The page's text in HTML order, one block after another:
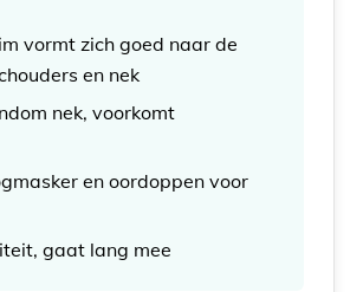
vormt zich goed naar de
en nek
nek, voorkomt
en oordoppen voor
gaat lang mee